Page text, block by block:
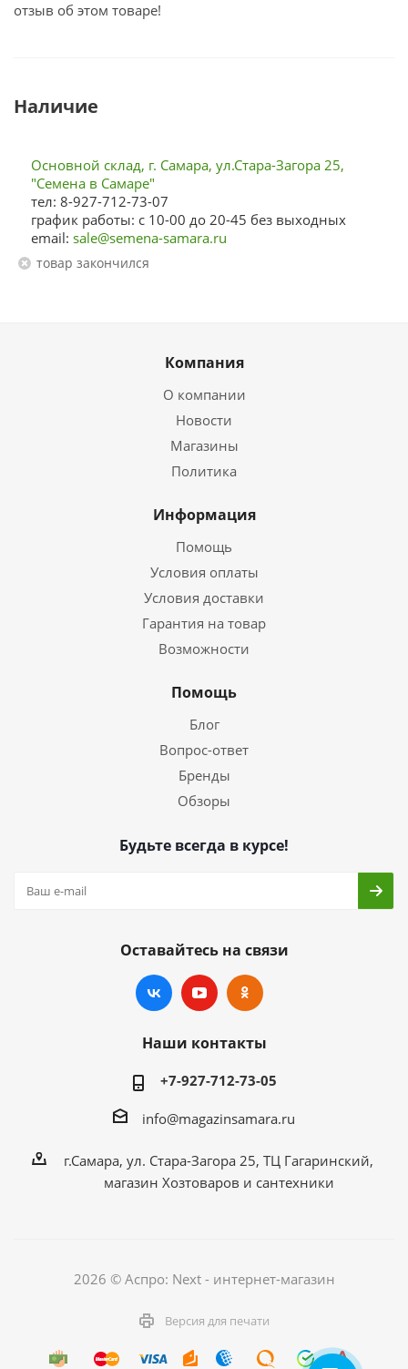
отзыв об этом товаре!
Наличие
Основной склад, г. Самара, ул.Стара-Загора 25,
"Семена в Самаре"
тел: 8-927-712-73-07
график работы: с 10-00 до 20-45 без выходных
email: sale@semena-samara.ru
Товар закончился
Компания
О компании
Новости
Магазины
Политика
Информация
Помощь
Условия оплаты
Условия доставки
Гарантия на товар
Возможности
Помощь
Блог
Вопрос-ответ
Бренды
Обзоры
Будьте всегда в курсе!
Оставайтесь на связи
Наши контакты
+7-927-712-73-05
info@magazinsamara.ru
г.Самара, ул. Стара-Загора 25, ТЦ Гагаринский,
магазин Хозтоваров и сантехники
2026 © Аспро: Next - интернет-магазин
Версия для печати